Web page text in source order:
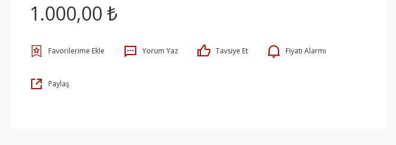
1.000,00 ₺
Yorum Yaz Tavsiye Et Fiyatı Alarmı
Paylaş